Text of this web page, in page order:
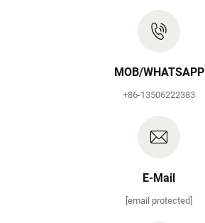
MOB/WHATSAPP
+86-13506222383
E-Mail
[email protected]